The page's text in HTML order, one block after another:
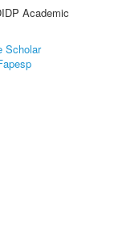
Academic
Scholar